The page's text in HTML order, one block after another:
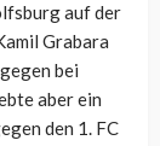
auf der
Grabara
bei
aber ein
den 1. FC